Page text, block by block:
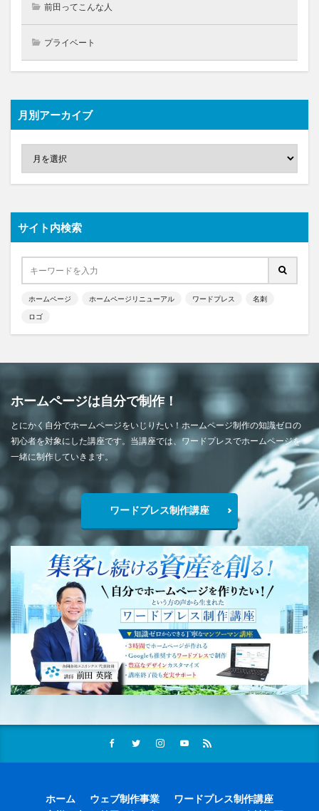
前田ってこんな人
プライベート
月別アーカイブ
サイト内検索
ホームページ ホームページリニューアル ワードプレス 名刺
ロゴ
ホームページは自分で制作！
とにかく自分でホームページをいじりたい！ホームページ制作の知識ゼロの
初心者を対象にした講座です。当講座では、ワードプレスでホームページを
一緒に制作していきます。
ワードプレス制作講座
ホーム ウェブ制作事業
ワードプレス制作講座